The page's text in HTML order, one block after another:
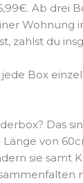
Ab drei
zahlst du
Box
Das
von
sie samt